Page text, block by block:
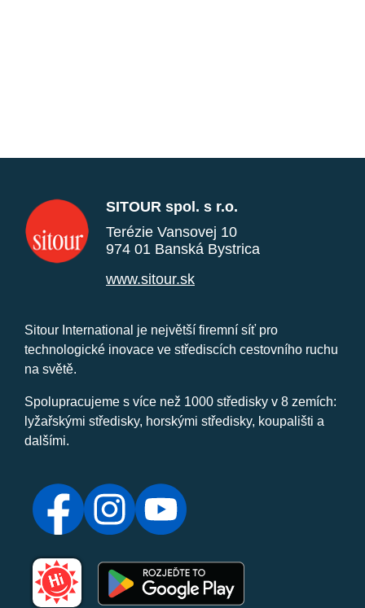
SITOUR spol. s r.o.
Terézie Vansovej 10
974 01 Banská Bystrica
www.sitour.sk
Sitour International je největší firemní síť pro
technologické inovace ve střediscích cestovního ruchu
na světě.
Spolupracujeme s více než 1000 středisky v 8 zemích:
lyžařskými středisky, horskými středisky, koupališti a
dalšími.